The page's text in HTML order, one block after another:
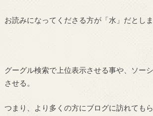
お読みになってくださる方が「水」だとしま
グーグル検索で上位表示させる事や、ソー
させる。
つまり、より多くの方にブログに訪れてもら